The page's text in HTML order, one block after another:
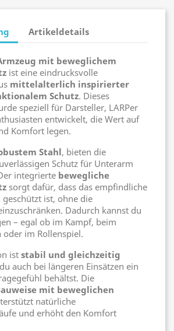
Artikeldetails
mit beweglichem
ist eine eindrucksvolle
mittelalterlich inspirierter
Schutz. Dieses
speziell für Darsteller, LARPer
entwickelt, die Wert auf
Komfort legen.
Stahl, bieten die
Schutz für Unterarm
integrierte bewegliche
sorgt dafür, dass das empfindliche
ist, ohne die
Dadurch kannst du
– egal ob im Kampf, beim
oder im Rollenspiel.
iststabil und gleichzeitig
auch bei längeren Einsätzen ein
behältst. Die
mit beweglichen
natürliche
und erhöht den Komfort